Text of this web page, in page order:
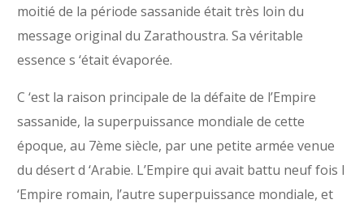
moitié de la période sassanide était très loin du
message original du Zarathoustra. Sa véritable
essence s ‘était évaporée.
C ‘est la raison principale de la défaite de l’Empire
sassanide, la superpuissance mondiale de cette
époque, au 7ème siècle, par une petite armée venue
du désert d ‘Arabie. L’Empire qui avait battu neuf fois l
‘Empire romain, l’autre superpuissance mondiale, et